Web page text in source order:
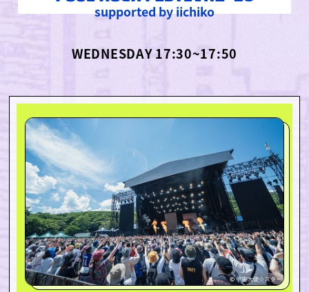
supported by iichiko
WEDNESDAY 17:30~17:50